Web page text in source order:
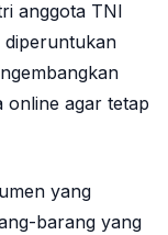
anggota TNI
diperuntukan
agar tetap
yang
barang yang